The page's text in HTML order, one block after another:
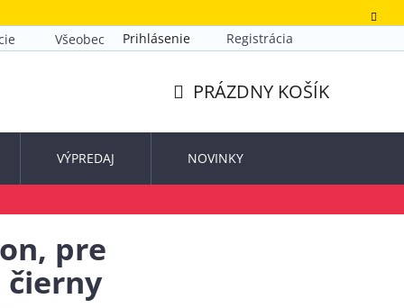
Všeobecné obchodné podmienky
Prihlásenie Registrácia
KOŠÍK
PRÁZDNY KOŠÍK
VÝPREDAJ NOVINKY
pre